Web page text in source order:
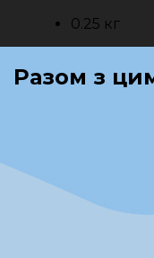
0.25 кг
Разом з